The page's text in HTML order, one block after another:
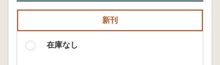
新刊
在庫なし